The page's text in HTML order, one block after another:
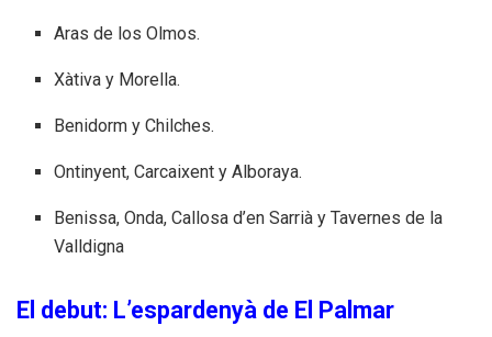
Aras de los Olmos.
Xàtiva y Morella.
Benidorm y Chilches.
Ontinyent, Carcaixent y Alboraya.
Benissa, Onda, Callosa d’en Sarrià y Tavernes de la
Valldigna
El debut: L’espardenyà de El Palmar